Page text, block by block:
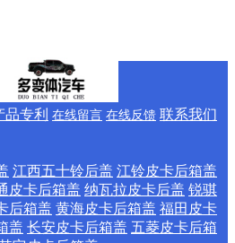
品专利 在线留言 在线反馈 联系我们
江西五十铃后盖 江铃皮卡后箱盖
皮卡后箱盖 纳瓦拉皮卡后盖 锐骐
后箱盖 黄海皮卡后箱盖 福田皮卡
盖 长安皮卡后箱盖 五菱皮卡后箱